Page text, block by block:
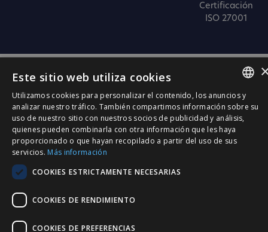
Certificación
ISO 27001
SPANISH
CATALÀ
ENGLISH
Este sitio web utiliza cookies
Utilizamos cookies para personalizar el contenido, los anuncios y
analizar nuestro tráfico. También compartimos información sobre su
uso de nuestro sitio con nuestros socios de publicidad y análisis,
quienes pueden combinarla con otra información que les haya
proporcionado o que hayan recopilado a partir del uso de sus
servicios. Más información
COOKIES ESTRICTAMENTE NECESARIAS
COOKIES DE RENDIMIENTO
COOKIES DE PREFERENCIAS